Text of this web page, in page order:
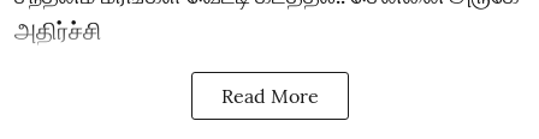
அதிர்ச்சி
Read More